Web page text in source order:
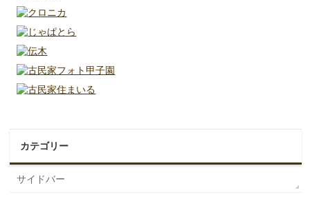
カテゴリー
サイドバー